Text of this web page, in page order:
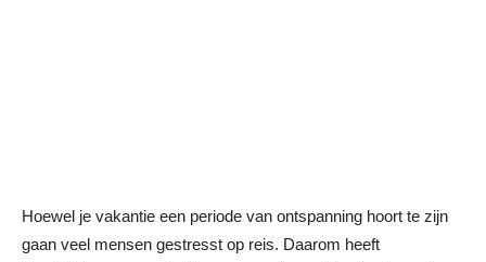
Hoewel je vakantie een periode van ontspanning hoort te zijn
gaan veel mensen gestresst op reis. Daarom heeft